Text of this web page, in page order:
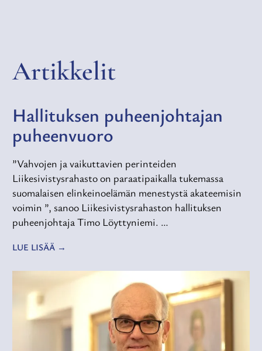
Artikkelit
Hallituksen puheenjohtajan
puheenvuoro
”Vahvojen ja vaikuttavien perinteiden
Liikesivistysrahasto on paraatipaikalla tukemassa
suomalaisen elinkeinoelämän menestystä akateemisin
voimin ”, sanoo Liikesivistysrahaston hallituksen
puheenjohtaja Timo Löyttyniemi. …
LUE LISÄÄ